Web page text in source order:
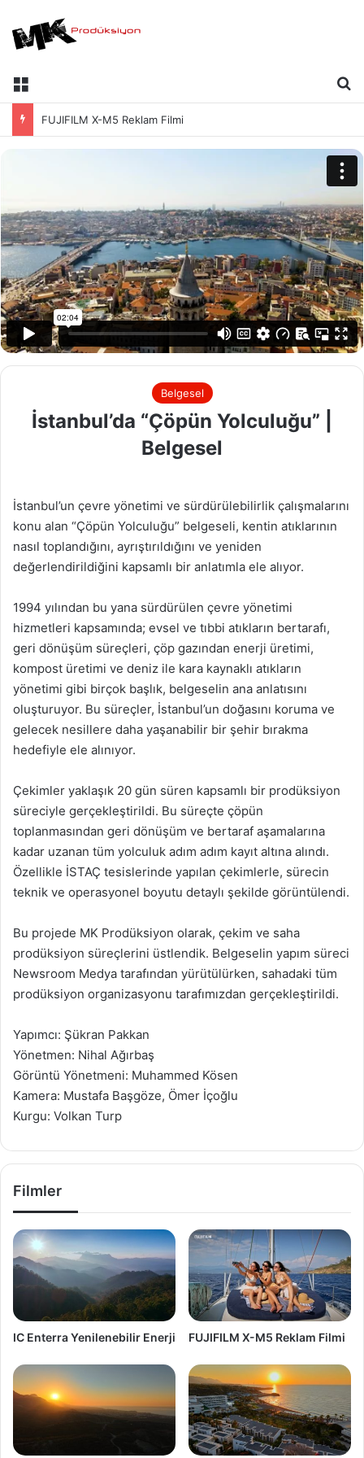
FUJIFILM X-M5 Reklam Filmi
Belgesel
İstanbul’da “Çöpün Yolculuğu” |
Belgesel
İstanbul’un çevre yönetimi ve sürdürülebilirlik çalışmalarını
konu alan “Çöpün Yolculuğu” belgeseli, kentin atıklarının
nasıl toplandığını, ayrıştırıldığını ve yeniden
değerlendirildiğini kapsamlı bir anlatımla ele alıyor.
1994 yılından bu yana sürdürülen çevre yönetimi
hizmetleri kapsamında; evsel ve tıbbi atıkların bertarafı,
geri dönüşüm süreçleri, çöp gazından enerji üretimi,
kompost üretimi ve deniz ile kara kaynaklı atıkların
yönetimi gibi birçok başlık, belgeselin ana anlatısını
oluşturuyor. Bu süreçler, İstanbul’un doğasını koruma ve
gelecek nesillere daha yaşanabilir bir şehir bırakma
hedefiyle ele alınıyor.
Çekimler yaklaşık 20 gün süren kapsamlı bir prodüksiyon
süreciyle gerçekleştirildi. Bu süreçte çöpün
toplanmasından geri dönüşüm ve bertaraf aşamalarına
kadar uzanan tüm yolculuk adım adım kayıt altına alındı.
Özellikle İSTAÇ tesislerinde yapılan çekimlerle, sürecin
teknik ve operasyonel boyutu detaylı şekilde görüntülendi.
Bu projede MK Prodüksiyon olarak, çekim ve saha
prodüksiyon süreçlerini üstlendik. Belgeselin yapım süreci
Newsroom Medya tarafından yürütülürken, sahadaki tüm
prodüksiyon organizasyonu tarafımızdan gerçekleştirildi.
Yapımcı: Şükran Pakkan
Yönetmen: Nihal Ağırbaş
Görüntü Yönetmeni: Muhammed Kösen
Kamera: Mustafa Başgöze, Ömer İçoğlu
Kurgu: Volkan Turp
Filmler
IC Enterra Yenilenebilir Enerji FUJIFILM X-M5 Reklam Filmi